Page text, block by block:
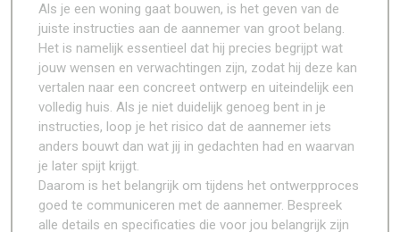
Als je een woning gaat bouwen, is het geven van de
juiste instructies aan de aannemer van groot belang.
Het is namelijk essentieel dat hij precies begrijpt wat
jouw wensen en verwachtingen zijn, zodat hij deze kan
vertalen naar een concreet ontwerp en uiteindelijk een
volledig huis. Als je niet duidelijk genoeg bent in je
instructies, loop je het risico dat de aannemer iets
anders bouwt dan wat jij in gedachten had en waarvan
je later spijt krijgt.
Daarom is het belangrijk om tijdens het ontwerpproces
goed te communiceren met de aannemer. Bespreek
alle details en specificaties die voor jou belangrijk zijn